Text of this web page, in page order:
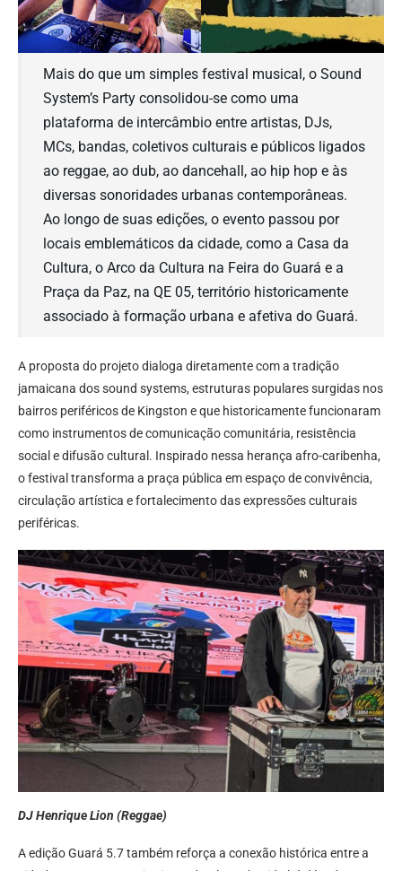
Mais do que um simples festival musical, o Sound
System’s Party consolidou-se como uma
plataforma de intercâmbio entre artistas, DJs,
MCs, bandas, coletivos culturais e públicos ligados
ao reggae, ao dub, ao dancehall, ao hip hop e às
diversas sonoridades urbanas contemporâneas.
Ao longo de suas edições, o evento passou por
locais emblemáticos da cidade, como a Casa da
Cultura, o Arco da Cultura na Feira do Guará e a
Praça da Paz, na QE 05, território historicamente
associado à formação urbana e afetiva do Guará.
A proposta do projeto dialoga diretamente com a tradição
jamaicana dos sound systems, estruturas populares surgidas nos
bairros periféricos de Kingston e que historicamente funcionaram
como instrumentos de comunicação comunitária, resistência
social e difusão cultural. Inspirado nessa herança afro-caribenha,
o festival transforma a praça pública em espaço de convivência,
circulação artística e fortalecimento das expressões culturais
periféricas.
DJ Henrique Lion (Reggae)
A edição Guará 5.7 também reforça a conexão histórica entre a